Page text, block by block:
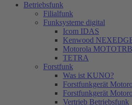
Betriebsfunk
Filialfunk
Funksysteme digital
Icom IDAS
Kenwood
Motorola
TETRA
Forstfunk
Was ist KUNO?
Forstfunkgerät
Forstfunkgerät
Vertrieb Betriebsfunk